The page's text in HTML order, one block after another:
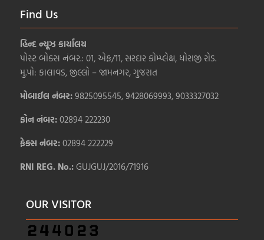
Find Us
હિન્દ ન્યૂઝ કાર્યાલય
પોસ્ટ બોક્સ નંબર.: 01, એફ/11, સરદાર કોમ્પ્લેક્ષ, ધોરાજી રોડ.
મુ.પો: કાલાવડ, જીલ્લો – જામનગર, ગુજરાત
મોબાઈલ નંબર:9825095545, 9428069993, 9033327032
ફોન નંબર:02894 222230
ફેક્સ નંબર:02894 222229
RNI REG. No.:GUJGUJ/2016/71916
OUR VISITOR